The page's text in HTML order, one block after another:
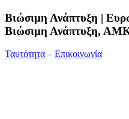
Bιώσιμη Ανάπτυξη |
Βιώσιμη Ανάπτυξη,
Ταυτότητα – Επικοινωνία